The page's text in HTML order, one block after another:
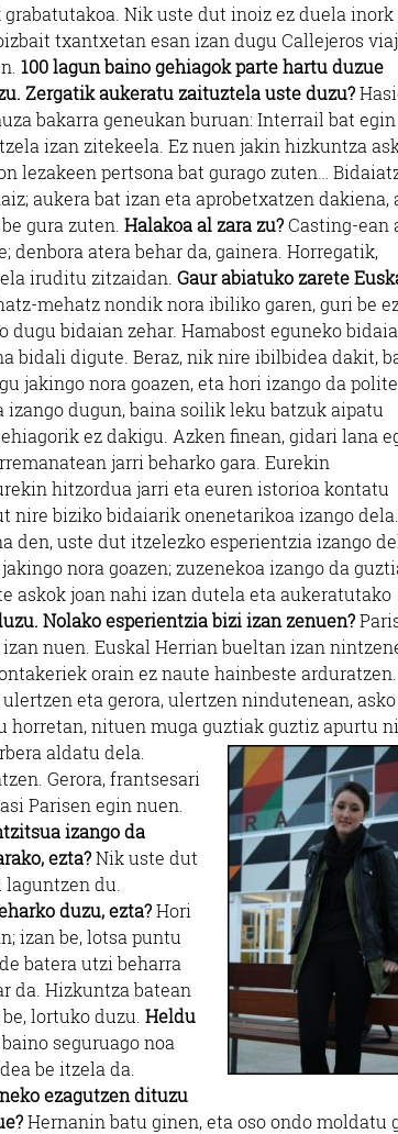
Nik uste dut inoiz ez duela inork
txantxetan esan izan dugu Callejeros
100 lagun baino gehiagok parte hartu duzue
Zergatik aukeratu zaituztela uste duzu?
bakarra geneukan buruan: Interrail bat egin
izan zitekeela. Ez nuen jakin hizkuntza
lezakeen pertsona bat gurago zuten…
aukera bat izan eta aprobetxatzen dakiena,
gura zuten. Halakoa al zara zu?Casting-ean
atera behar da, gainera. Horregatik,
iruditu zitzaidan. Gaur abiatuko zarete
mehatz nondik nora ibiliko garen, guri be
dugu bidaian zehar. Hamabost eguneko
bidali digute. Beraz, nik nire ibilbidea dakit,
jakingo nora goazen, eta hori izango da
dugun, baina soilik leku batzuk aipatu
ez dakigu. Azken finean, gidari lana
jarri beharko gara. Eurekin
hitzordua jarri eta euren istorioa kontatu
nire biziko bidaiarik onenetarikoa izango dela.
den, uste dut itzelezko esperientzia izango
nora goazen; zuzenekoa izango da
askok joan nahi izan dutela eta aukeratutako
Nolako esperientzia bizi izan zenuen?
nuen. Euskal Herrian bueltan izan
orain ez naute hainbeste arduratzen.
eta gerora, ulertzen nindutenean, asko
nituen muga guztiak guztiz apurtu
aldatu dela.
Gerora, frantsesari
Parisen egin nuen.
izango da
ezta?Nik uste dut
du.
duzu, ezta?Hori
izan be, lotsa puntu
batera utzi beharra
da. Hizkuntza batean
lortuko duzu. Heldu
seguruago noa
be itzela da.
ezagutzen dituzu
Hernanin batu ginen, eta oso ondo moldatu